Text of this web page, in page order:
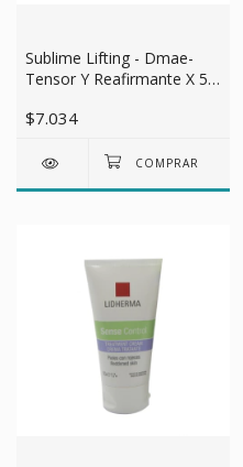
Sublime Lifting - Dmae-
Tensor Y Reafirmante X 50
$7.034